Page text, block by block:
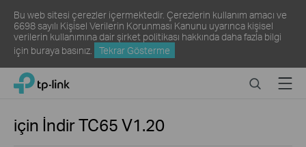
Bu web sitesi çerezler içermektedir. Çerezlerin kullanım amacı ve
6698 sayılı Kişisel Verilerin Korunması Kanunu uyarınca kişisel
verilerin kullanımına dair şirket politikası hakkında daha fazla bilgi
için buraya basınız. Tekrar Gösterme
Click
navigation
TP-Link, Reliably Smart SearchMenu
için İndirTC65V1.20